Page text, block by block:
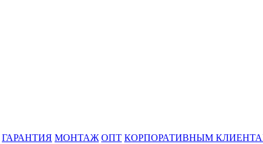
ГАРАНТИЯ МОНТАЖ ОПТ КОРПОРАТИВНЫМ